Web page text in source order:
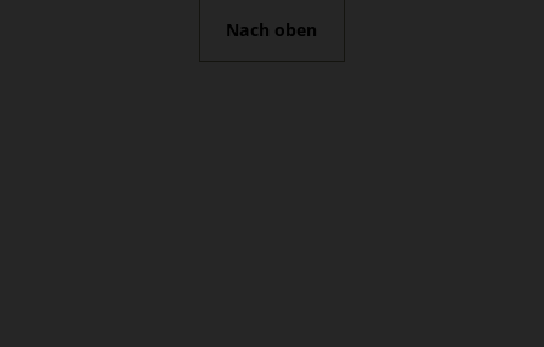
Nach oben